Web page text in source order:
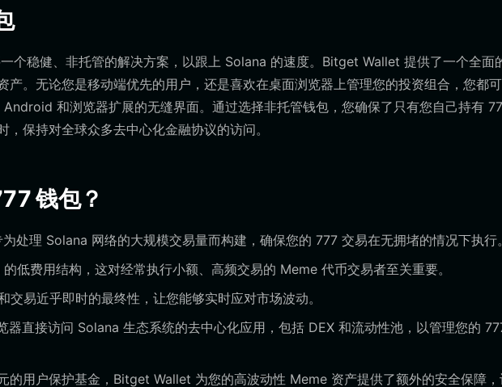
个稳健、非托管的解决方案，以跟上 Solana 的速度。Bitget Wallet 提供了一个全面
产。无论您是移动端优先的用户，还是喜欢在桌面浏览器上管理您的投资组合，您都
Android 和浏览器扩展的无缝界面。通过选择非托管钱包，您确保了只有您自己持有
保持对全球众多去中心化金融协议的访问。
钱包？
为处理 Solana 网络的大规模交易量而构建，确保您的 777 交易在无拥堵的情况下执行。
低费用结构，这对经常执行小额、高频交易的 Meme 代币交易者至关重要。
交易近乎即时的最终性，让您能够实时应对市场波动。
器直接访问 Solana 生态系统的去中心化应用，包括 DEX 和流动性池，以管理您的
的用户保护基金，Bitget Wallet 为您的高波动性 Meme 资产提供了额外的安全保障，